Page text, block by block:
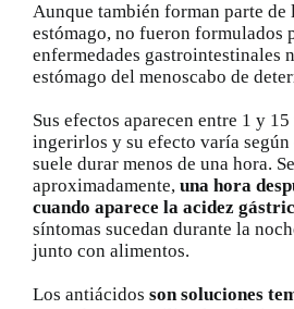
Aunque también forman parte de
estómago, no fueron formulados
enfermedades gastrointestinales
estómago del menoscabo de
Sus efectos aparecen entre 1 y
ingerirlos y su efecto varía según
suele durar menos de una hora.
aproximadamente, una hora
cuando aparece la acidez
síntomas sucedan durante la
junto con alimentos.
Los antiácidos son soluciones